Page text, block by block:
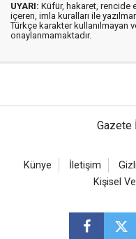
UYARI: Küfür, hakaret, rencide
içeren, imla kuralları ile
Türkçe karakter kullanılmayan
onaylanmamaktadır.
Gazete
Künye İletişim
Kişisel